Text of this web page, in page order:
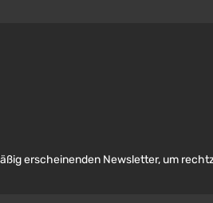
erscheinenden Newsletter, um